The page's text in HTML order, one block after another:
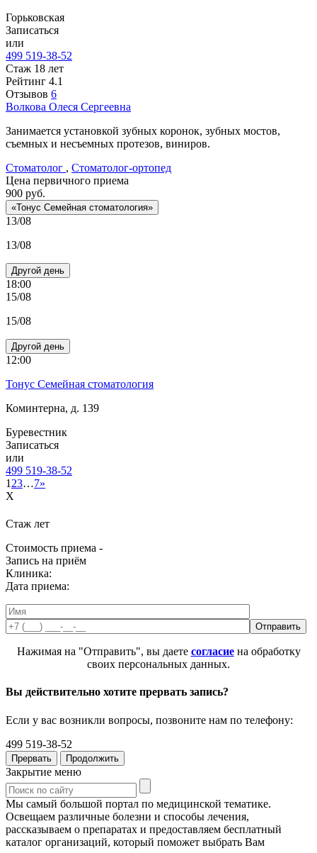
Горьковская
Записаться
или
499 519-38-52
Стаж 18 лет
Рейтинг 4.1
Отзывов 6
Волкова Олеся Сергеевна
Занимается установкой зубных коронок, зубных мостов,
съемных и несъемных протезов, виниров.
Стоматолог , Стоматолог-ортопед
Цена первичного приема
900 руб.
«Тонус Семейная стоматология»
13/08
13/08
Другой день
18:00
15/08
15/08
Другой день
12:00
Тонус Семейная стоматология
Коминтерна, д. 139
Буревестник
Записаться
или
499 519-38-52
1 23…7»
X
Стаж лет
Стоимость приема -
Запись на приём
Клиника:
Дата приема:
Нажимая на "Отправить", вы даете согласиена обработку
своих персональных данных.
Вы действительно хотите прервать запись?
Если у вас возникли вопросы, позвоните нам по телефону:
499 519-38-52
Прервать Продолжить
Закрытие меню
Мы самый большой портал по медицинской тематике.
Освещаем различные болезни и способы лечения,
рассказываем о препаратах и предоставляем бесплатный
каталог организаций, который поможет выбрать Вам